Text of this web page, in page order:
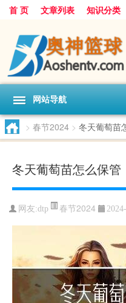
首 页 文章列表 知识分类
网站导航
> 春节2024 > 冬天葡萄苗
冬天葡萄苗怎么保管
网友:dtp 春节2024